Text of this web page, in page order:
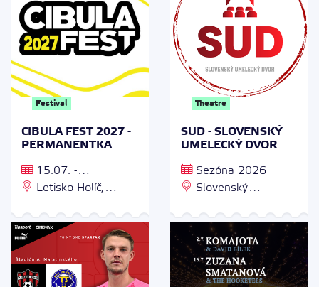
Festival
CIBULA FEST 2027 -
PERMANENTKA
15.07. -
17.07.2027
Letisko Holíč,
51 Holíč
Theatre
SUD - SLOVENSKÝ
UMELECKÝ DVOR
Sezóna 2026
Slovenský
Ovsištské námestie 1,
851 04 Bratislava